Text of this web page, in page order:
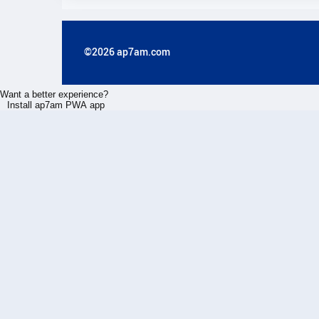
©2026 ap7am.com
Want a better experience?
Install ap7am PWA app